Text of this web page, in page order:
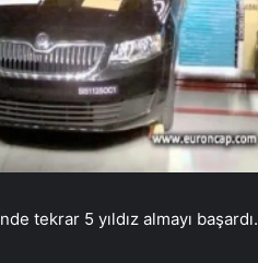
tekrar 5 yıldız almayı başardı.